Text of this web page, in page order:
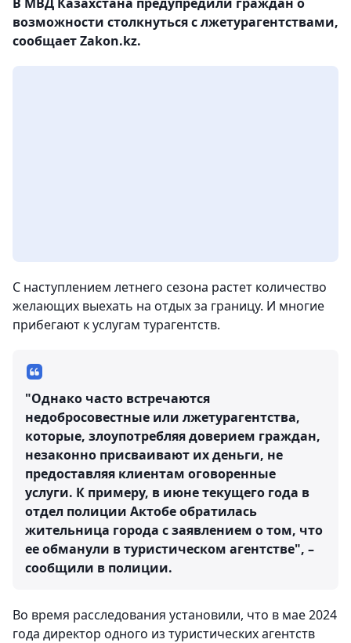
возможности столкнуться с лжетурагентствами,
сообщает Zakon.kz.
С наступлением летнего сезона растет количество
желающих выехать на отдых за границу. И многие
прибегают к услугам турагентств.
"Однако часто встречаются
недобросовестные или лжетурагентства,
которые, злоупотребляя доверием граждан,
незаконно присваивают их деньги, не
предоставляя клиентам оговоренные
услуги. К примеру, в июне текущего года в
отдел полиции Актобе обратилась
жительница города с заявлением о том, что
ее обманули в туристическом агентстве", –
сообщили в полиции.
Во время расследования установили, что в мае 2024
года директор одного из туристических агентств